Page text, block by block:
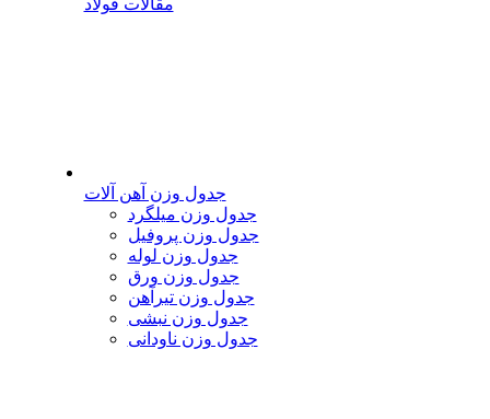
مقالات فولاد
جدول وزن آهن آلات
جدول وزن میلگرد
جدول وزن پروفیل
جدول وزن لوله
جدول وزن ورق
جدول وزن تیرآهن
جدول وزن نبشی
جدول وزن ناودانی